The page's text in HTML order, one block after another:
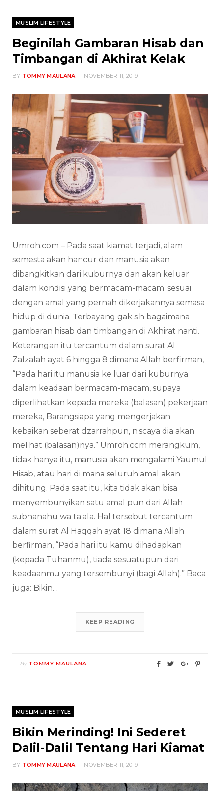
MUSLIM LIFESTYLE
Beginilah Gambaran Hisab dan
Timbangan di Akhirat Kelak
BY TOMMY MAULANA NOVEMBER 11, 2019
Umroh.com – Pada saat kiamat terjadi, alam
semesta akan hancur dan manusia akan
dibangkitkan dari kuburnya dan akan keluar
dalam kondisi yang bermacam-macam, sesuai
dengan amal yang pernah dikerjakannya semasa
hidup di dunia. Terbayang gak sih bagaimana
gambaran hisab dan timbangan di Akhirat nanti.
Keterangan itu tercantum dalam surat Al
Zalzalah ayat 6 hingga 8 dimana Allah berfirman,
“Pada hari itu manusia ke luar dari kuburnya
dalam keadaan bermacam-macam, supaya
diperlihatkan kepada mereka (balasan) pekerjaan
mereka, Barangsiapa yang mengerjakan
kebaikan seberat dzarrahpun, niscaya dia akan
melihat (balasan)nya.” Umroh.com merangkum,
tidak hanya itu, manusia akan mengalami Yaumul
Hisab, atau hari di mana seluruh amal akan
dihitung. Pada saat itu, kita tidak akan bisa
menyembunyikan satu amal pun dari Allah
subhanahu wa ta’ala. Hal tersebut tercantum
dalam surat Al Haqqah ayat 18 dimana Allah
berfirman, “Pada hari itu kamu dihadapkan
(kepada Tuhanmu), tiada sesuatupun dari
keadaanmu yang tersembunyi (bagi Allah).” Baca
juga: Bikin…
KEEP READING
By TOMMY MAULANA
MUSLIM LIFESTYLE
Bikin Merinding! Ini Sederet
Dalil-Dalil Tentang Hari Kiamat
BY TOMMY MAULANA NOVEMBER 11, 2019